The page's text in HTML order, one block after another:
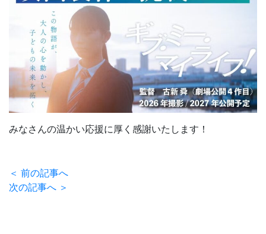
みなさんの温かい応援に厚く感謝いたします！
＜ 前の記事へ
次の記事へ ＞